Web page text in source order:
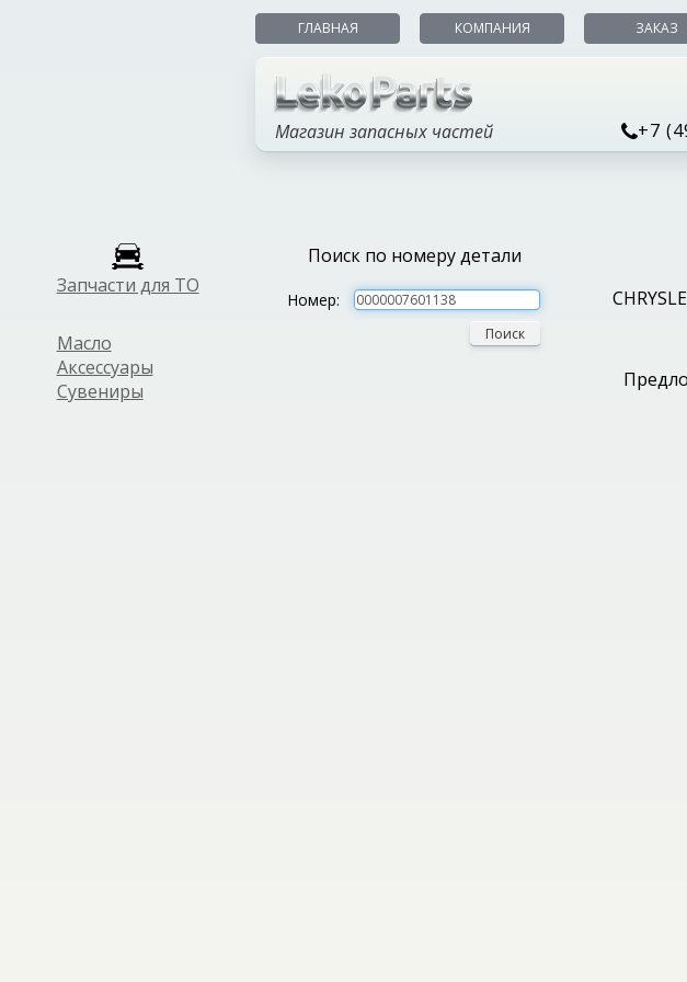
Запчасти для ТО
Масло
Аксессуары
Сувениры
ГЛАВНАЯ КОМПАНИЯ ЗАКАЗ
Магазин запасных частей +7
Поиск по номеру детали
Номер:
Поиск